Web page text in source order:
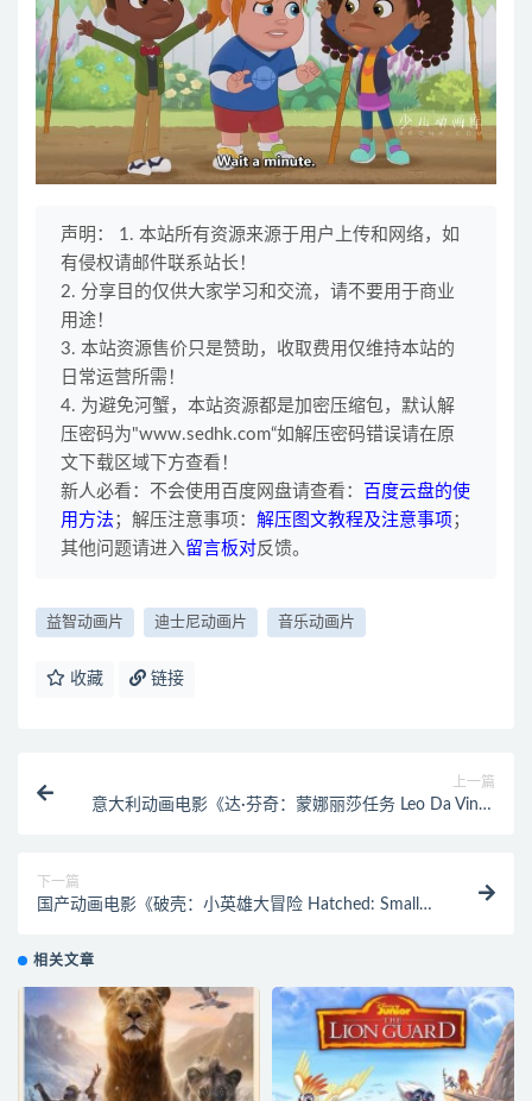
声明： 1. 本站所有资源来源于用户上传和网络，如
有侵权请邮件联系站长！
2. 分享目的仅供大家学习和交流，请不要用于商业
用途！
3. 本站资源售价只是赞助，收取费用仅维持本站的
日常运营所需！
4. 为避免河蟹，本站资源都是加密压缩包，默认解
压密码为"www.sedhk.com“如解压密码错误请在原
文下载区域下方查看！
新人必看：不会使用百度网盘请查看：
百度云盘的使
用方法 ；解压注意事项： 解压图文教程及注意事项 ；
其他问题请进入留言板对反馈。
益智动画片 迪士尼动画片 音乐动画片
收藏 链接
上一篇
意大利动画电影《达·芬奇：蒙娜丽莎任务 Leo Da Vinci:
下一篇
国产动画电影《破壳：小英雄大冒险 Hatched: Small
纯净收藏版 1080P/MKV/1.35G 动画片小英雄大冒险下
载
相关文章